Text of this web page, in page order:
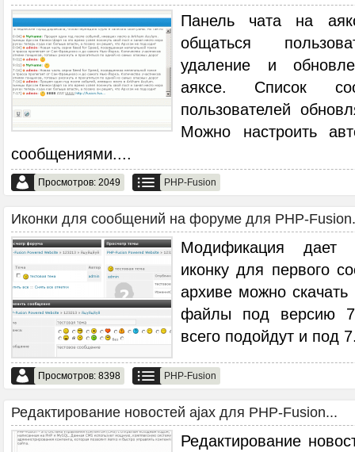
Панель чата на
общаться
удаление и
аяксе. Список
пользователей
Можно настроить
сообщениями....
Просмотров: 2049 PHP-Fusion
Иконки для сообщений на форуме для PHP-
Модификация дает
иконку для первого
архиве можно
файлы под версию
всего подойдут и под
Просмотров: 8398 PHP-Fusion
Редактирование новостей ajax для PHP-Fusion...
Редактирование